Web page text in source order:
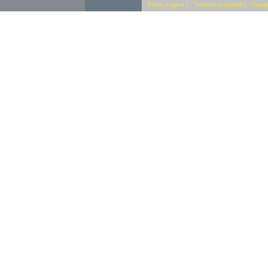
Prima pagina | Termeni si conditii |